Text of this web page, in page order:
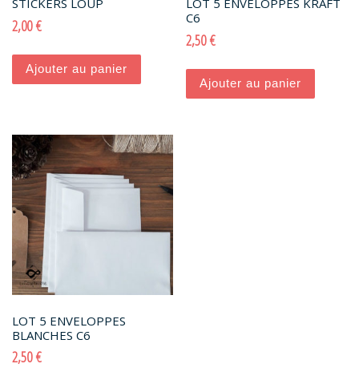
STICKERS LOUP
2,00€
Ajouter au panier
LOT 5 ENVELOPPES KRAFT
C6
2,50€
Ajouter au panier
LOT 5 ENVELOPPES
BLANCHES C6
2,50€